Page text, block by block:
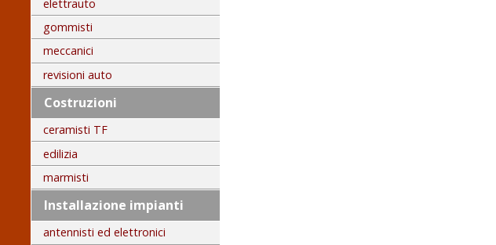
elettrauto
gommisti
meccanici
revisioni auto
Costruzioni
ceramisti TF
edilizia
marmisti
Installazione impianti
antennisti ed elettronici